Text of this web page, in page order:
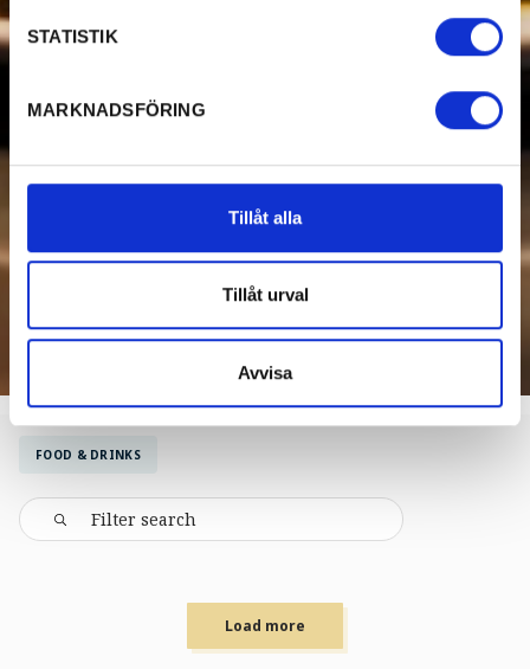
STATISTIK
MARKNADSFÖRING
Tillåt alla
Tillåt urval
Avvisa
FOOD & DRINKS
Load more